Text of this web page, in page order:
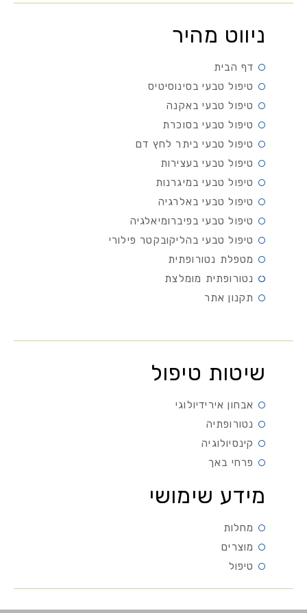
ניווט מהיר
דף הבית
טיפול טבעי בסינוסיטיס
טיפול טבעי באקנה
טיפול טבעי בסוכרת
טיפול טבעי ביתר לחץ דם
טיפול טבעי בעצירות
טיפול טבעי במיגרנות
טיפול טבעי באלרגיה
טיפול טבעי בפיברומיאלגיה
טיפול טבעי בהליקובקטר פילורי
מטפלת נטורופתית
נטורופתית מומלצת
תקנון אתר
שיטות טיפול
אבחון אירידיולוגי
נטורופתיה
קינסיולוגיה
פרחי באך
מידע שימושי
מחלות
מוצרים
טיפול